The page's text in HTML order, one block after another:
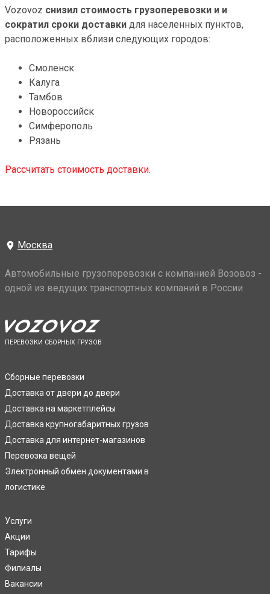
Vozovoz снизил стоимость грузоперевозки и и
сократил сроки доставки для населенных пунктов,
расположенных вблизи следующих городов:
Смоленск
Калуга
Тамбов
Новороссийск
Симферополь
Рязань
Рассчитать стоимость доставки.
Москва
Автомобильные грузоперевозки с компанией Возовоз -
одной из ведущих транспортных компаний в России
ПЕРЕВОЗКИ СБОРНЫХ ГРУЗОВ
Сборные перевозки
Доставка от двери до двери
Доставка на маркетплейсы
Доставка крупногабаритных грузов
Доставка для интернет-магазинов
Перевозка вещей
Электронный обмен документами в
логистике
Услуги
Акции
Тарифы
Филиалы
Вакансии